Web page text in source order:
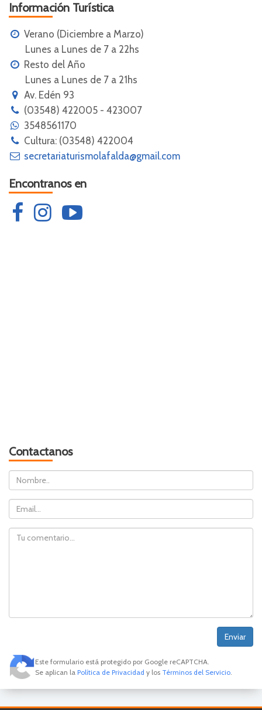
Información Turística
Verano (Diciembre a Marzo)
Lunes a Lunes de 7 a 22hs
Resto del Año
Lunes a Lunes de 7 a 21hs
Av. Edén 93
(03548) 422005 - 423007
3548561170
Cultura: (03548) 422004
secretariaturismolafalda@gmail.com
Encontranos en
Contactanos
Nombre
Email
Comentario
Este formulario está protegido por Google reCAPTCHA.
Se aplican la Política de Privacidad y los Términos del Servicio